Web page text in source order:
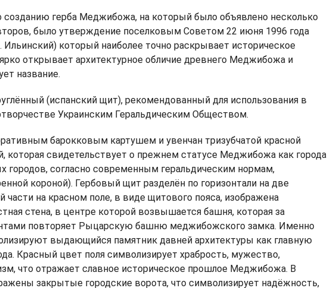
созданию герба Меджибожа, на который было объявлено несколько
было утверждение поселковым Советом 22 июня 1996 года
Ильинский) который наиболее точно раскрывает историческое
открывает архитектурное обличие древнего Меджибожа и
название.
(испанский щит), рекомендованный для использования в
Украинским Геральдическим Обществом.
барокковым картушем и увенчан тризубчатой красной
которая свидетельствует о прежнем статусе Меджибожа как города
городов, согласно современным геральдическим нормам,
короной). Гербовый щит разделён по горизонтали на две
части на красном поле, в виде щитового пояса, изображена
стена, в центре которой возвышается башня, которая за
повторяет Рыцарскую башню меджибожского замка. Именно
выдающийся памятник давней архитектуры как главную
Красный цвет поля символизирует храбрость, мужество,
что отражает славное историческое прошлое Меджибожа. В
закрытые городские ворота, что символизирует надёжность,